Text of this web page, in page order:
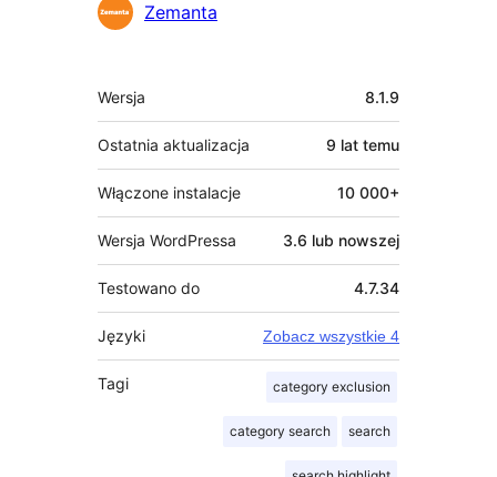
Zemanta
Meta
Wersja 8.1.9
Ostatnia aktualizacja 9 lat temu
Włączone instalacje 10 000+
Wersja WordPressa 3.6 lub nowszej
Testowano do 4.7.34
Języki Zobacz wszystkie 4
Tagi category exclusion
category search search